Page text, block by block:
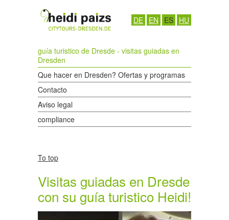
DE EN ES HU
guía turistico de Dresde - visitas guiadas en
Dresden
Que hacer en Dresden? Ofertas y programas
Contacto
Aviso legal
compliance
To top
Visitas guiadas en Dresde
con su guía turistico Heidi!